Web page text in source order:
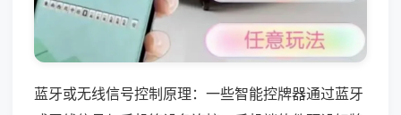
蓝牙或无线信号控制原理：一些智能控牌器通过蓝牙